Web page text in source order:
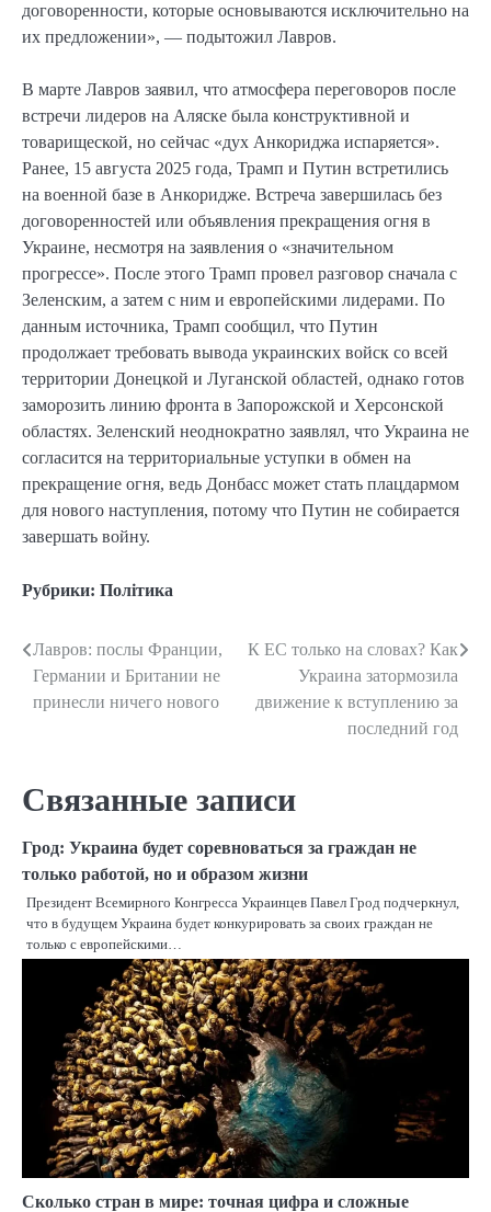
договоренности, которые основываются исключительно на
их предложении», — подытожил Лавров.
В марте Лавров заявил, что атмосфера переговоров после
встречи лидеров на Аляске была конструктивной и
товарищеской, но сейчас «дух Анкориджа испаряется».
Ранее, 15 августа 2025 года, Трамп и Путин встретились
на военной базе в Анкоридже. Встреча завершилась без
договоренностей или объявления прекращения огня в
Украине, несмотря на заявления о «значительном
прогрессе». После этого Трамп провел разговор сначала с
Зеленским, а затем с ним и европейскими лидерами. По
данным источника, Трамп сообщил, что Путин
продолжает требовать вывода украинских войск со всей
территории Донецкой и Луганской областей, однако готов
заморозить линию фронта в Запорожской и Херсонской
областях. Зеленский неоднократно заявлял, что Украина не
согласится на территориальные уступки в обмен на
прекращение огня, ведь Донбасс может стать плацдармом
для нового наступления, потому что Путин не собирается
завершать войну.
Рубрики: Політика
Навигация
по
Лавров: послы Франции,
Германии и Британии не
принесли ничего нового
К ЕС только на словах? Как
Украина затормозила
движение к вступлению за
последний год
Связанные записи
Грод: Украина будет соревноваться за граждан не
только работой, но и образом жизни
Президент Всемирного Конгресса Украинцев Павел Грод подчеркнул,
что в будущем Украина будет конкурировать за своих граждан не
только с европейскими…
Сколько стран в мире: точная цифра и сложные